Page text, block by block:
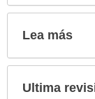
Lea más
Ultima